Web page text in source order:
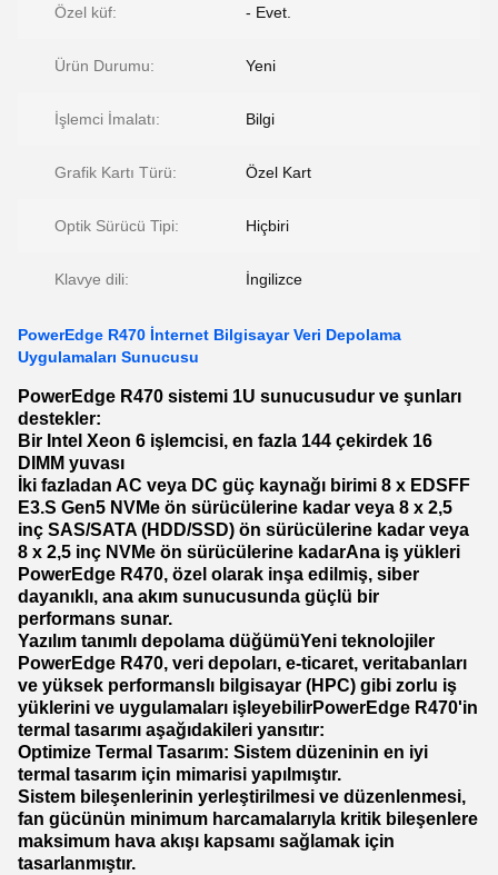
Özel küf: - Evet.
Ürün Durumu: Yeni
İşlemci İmalatı: Bilgi
Grafik Kartı Türü: Özel Kart
Optik Sürücü Tipi: Hiçbiri
Klavye dili: İngilizce
PowerEdge R470 İnternet Bilgisayar Veri Depolama
Uygulamaları Sunucusu
PowerEdge R470 sistemi 1U sunucusudur ve şunları
destekler:
Bir Intel Xeon 6 işlemcisi, en fazla 144 çekirdek 16
DIMM yuvası
İki fazladan AC veya DC güç kaynağı birimi 8 x EDSFF
E3.S Gen5 NVMe ön sürücülerine kadar veya 8 x 2,5
inç SAS/SATA (HDD/SSD) ön sürücülerine kadar veya
8 x 2,5 inç NVMe ön sürücülerine kadarAna iş yükleri
PowerEdge R470, özel olarak inşa edilmiş, siber
dayanıklı, ana akım sunucusunda güçlü bir
performans sunar.
Yazılım tanımlı depolama düğümüYeni teknolojiler
PowerEdge R470, veri depoları, e-ticaret, veritabanları
ve yüksek performanslı bilgisayar (HPC) gibi zorlu iş
yüklerini ve uygulamaları işleyebilirPowerEdge R470'in
termal tasarımı aşağıdakileri yansıtır:
Optimize Termal Tasarım: Sistem düzeninin en iyi
termal tasarım için mimarisi yapılmıştır.
Sistem bileşenlerinin yerleştirilmesi ve düzenlenmesi,
fan gücünün minimum harcamalarıyla kritik bileşenlere
maksimum hava akışı kapsamı sağlamak için
tasarlanmıştır.